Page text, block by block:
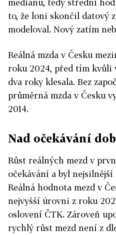
to, že loni skončil datový
modeloval. Nový zatím
Reálná mzda v Česku
roku 2024, před tím kvůli
dva roky klesala. Bez
průměrná mzda v Česku
2014.
Nad očekávání
Růst reálných mezd v
očekávání a byl
Reálná hodnota mezd v
nejvyšší úrovni z roku
oslovení ČTK. Zároveň
rychlý růst mezd není z